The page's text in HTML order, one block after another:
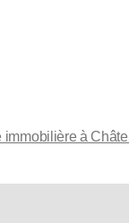
immobilière à